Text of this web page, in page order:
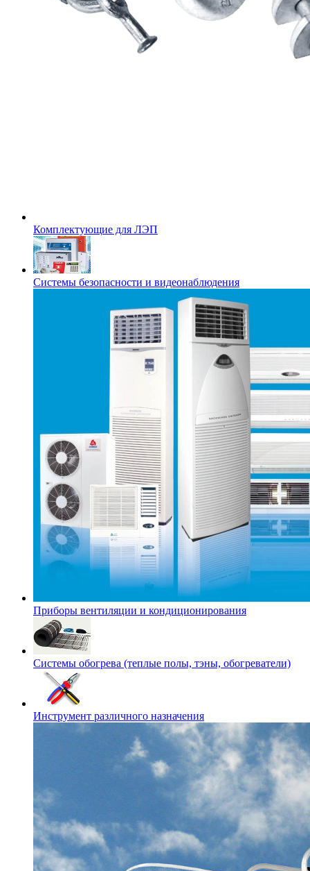
Комплектующие для ЛЭП
Системы безопасности и видеонаблюдения
Приборы вентиляции и кондиционирования
Системы обогрева (теплые полы, тэны, обогреватели)
Инструмент различного назначения